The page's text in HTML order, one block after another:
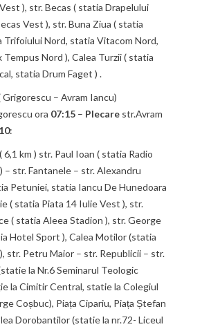
), str. Becas ( statia Drapelului
Vest ), str. Buna Ziua ( statia
Trifoiului Nord, statia Vitacom Nord,
Tempus Nord ), Calea Turzii ( statia
statia Drum Faget ) .
Grigorescu – Avram Iancu)
ora 07:15– Plecarestr.Avram
:
( 6,1 km ) str. Paul Ioan ( statia Radio
– str. Fantanele – str. Alexandru
Petuniei, statia Iancu De Hunedoara
( statia Piata 14 Iulie Vest ), str.
( statia Aleea Stadion ), str. George
Hotel Sport ), Calea Motilor (statia
str. Petru Maior – str. Republicii – str.
la Nr.6 Seminarul Teologic
la Cimitir Central, statie la Colegiul
Coșbuc), Piața Cipariu, Piața Ștefan
Dorobantilor (statie la nr.72- Liceul